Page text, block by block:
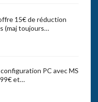
15€ de réduction
(maj toujours…
PC avec MS
et…